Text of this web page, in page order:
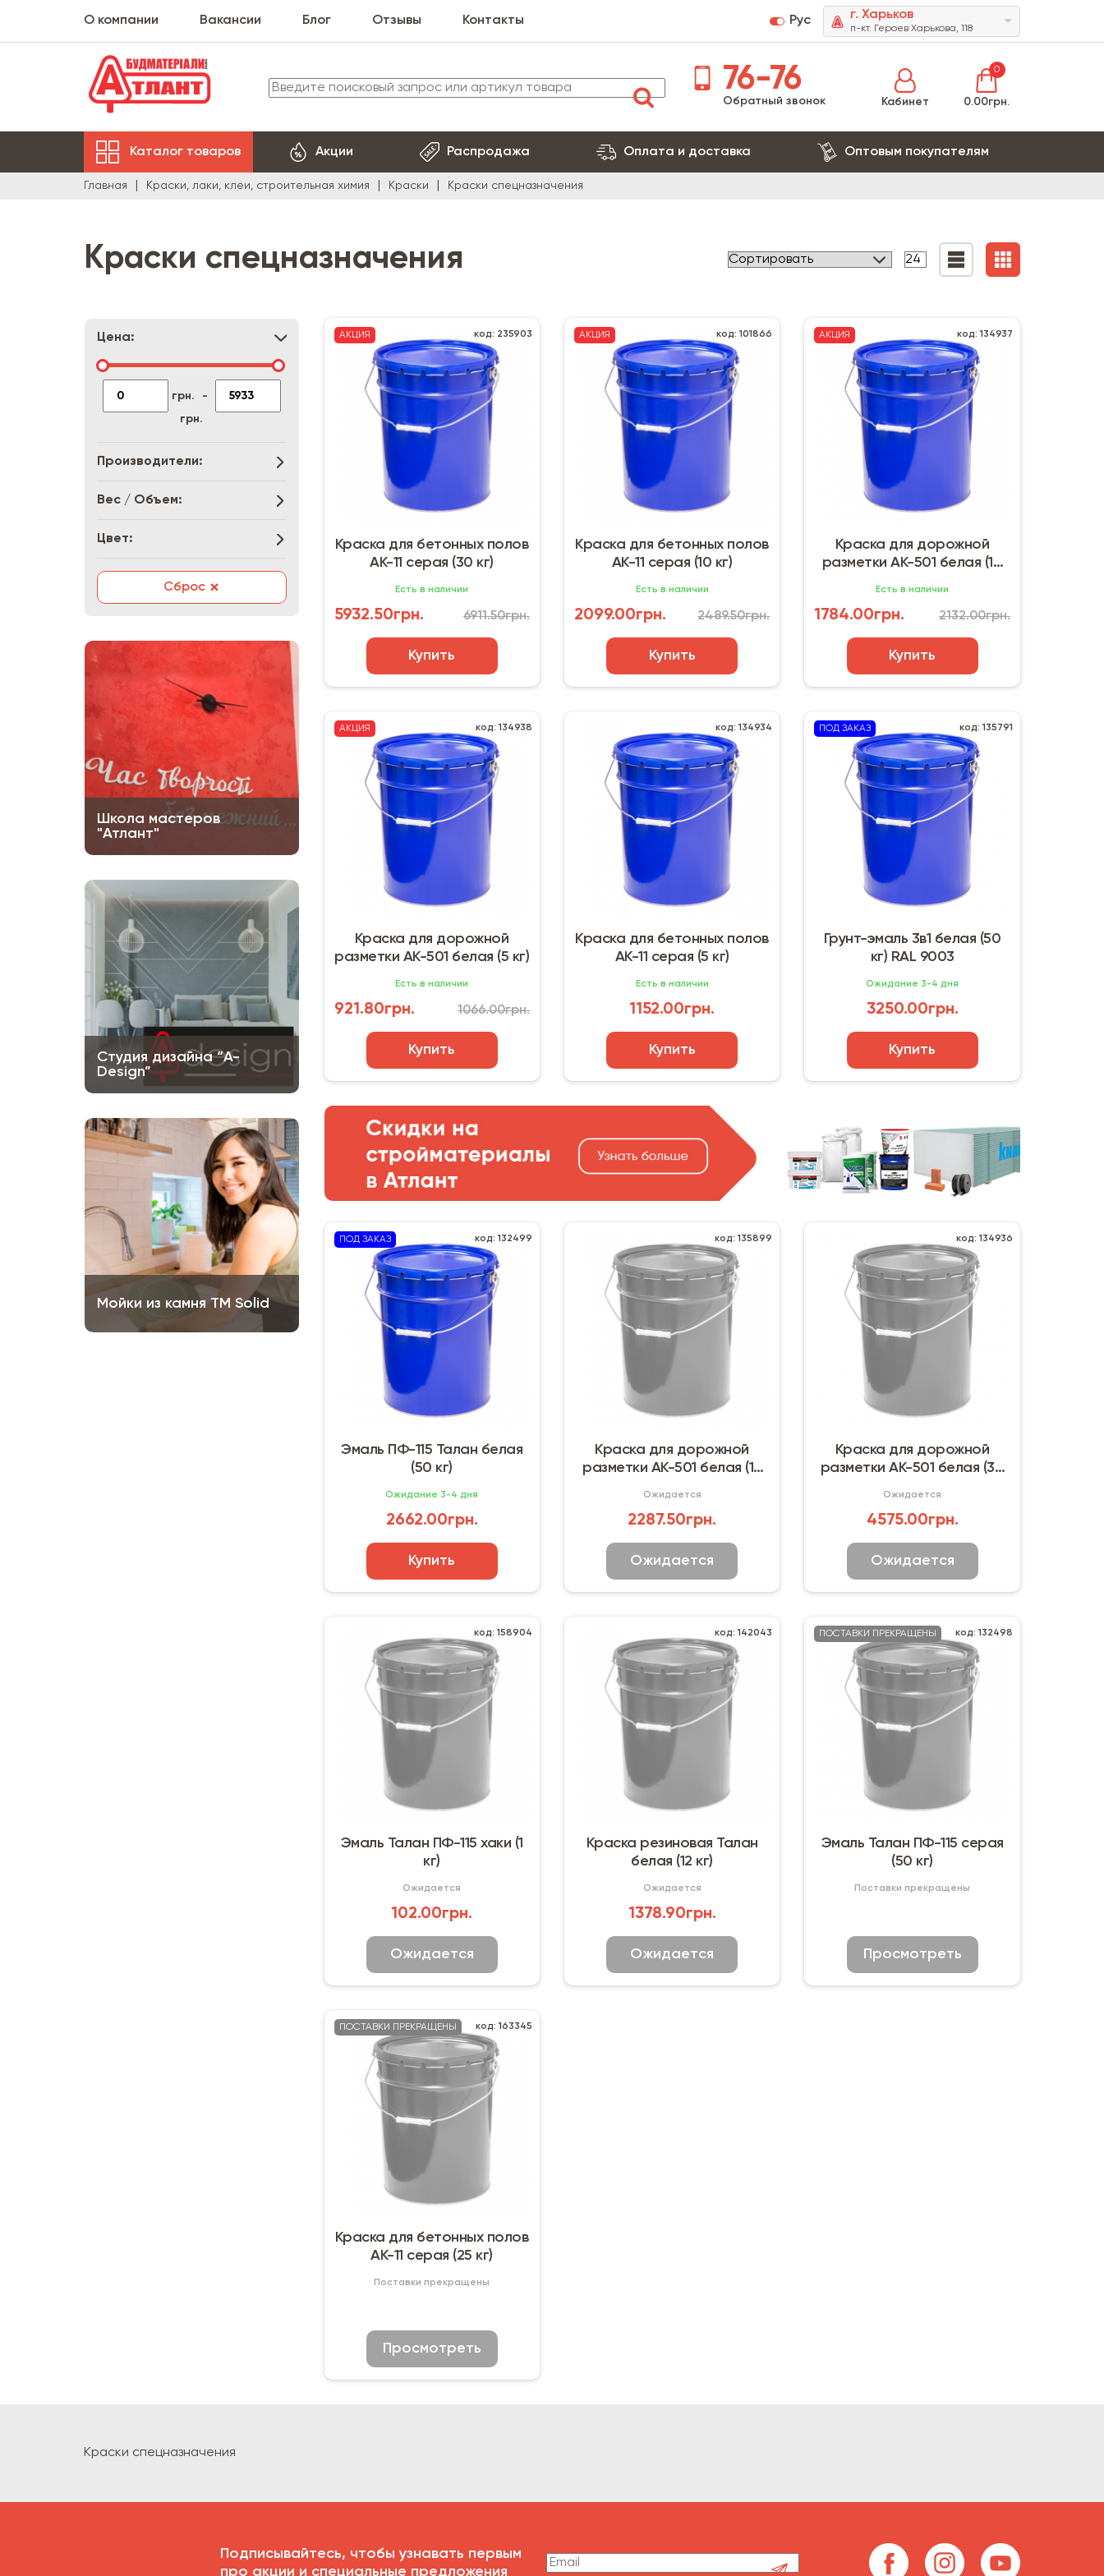
О компании Вакансии Блог Отзывы Контакты Рус г. Харьков
п-кт. Героев Харькова, 118
76-76
Обратный звонок Кабинет
0
0.00грн.
Каталог товаров Акции Распродажа Оплата и доставка Оптовым покупателям
Главная Краски, лаки, клеи, строительная химия Краски Краски спецназначения
Краски спецназначения
Цена:
грн. -
грн.
Производители:
Вес / Объем:
Цвет:
Сброс ×
Школа мастеров
"Атлант"
Студия дизайна “A-
Design”
Мойки из камня ТМ Solid
АКЦИЯ код: 235903
Краска для бетонных полов
АК-11 серая (30 кг)
Есть в наличии
5932.50грн. 6911.50грн.
Купить
АКЦИЯ код: 101866
Краска для бетонных полов
АК-11 серая (10 кг)
Есть в наличии
2099.00грн. 2489.50грн.
Купить
АКЦИЯ код: 134937
Краска для дорожной
разметки АК-501 белая (10
Есть в наличии
1784.00грн. 2132.00грн.
Купить
АКЦИЯ код: 134938
Краска для дорожной
разметки АК-501 белая (5 кг)
Есть в наличии
921.80грн. 1066.00грн.
Купить
код: 134934
Краска для бетонных полов
АК-11 серая (5 кг)
Есть в наличии
1152.00грн.
Купить
ПОД ЗАКАЗ код: 135791
Грунт-эмаль 3в1 белая (50
кг) RAL 9003
Ожидание 3-4 дня
3250.00грн.
Купить
ПОД ЗАКАЗ код: 132499
Эмаль ПФ-115 Талан белая
(50 кг)
Ожидание 3-4 дня
2662.00грн.
Купить
код: 135899
Краска для дорожной
разметки АК-501 белая (15
Ожидается
2287.50грн.
Ожидается
код: 134936
Краска для дорожной
разметки АК-501 белая (30
Ожидается
4575.00грн.
Ожидается
код: 158904
Эмаль Талан ПФ-115 хаки (1
кг)
Ожидается
102.00грн.
Ожидается
код: 142043
Краска резиновая Талан
белая (12 кг)
Ожидается
1378.90грн.
Ожидается
ПОСТАВКИ ПРЕКРАЩЕНЫ код: 132498
Эмаль Талан ПФ-115 серая
(50 кг)
Поставки прекращены
Просмотреть
ПОСТАВКИ ПРЕКРАЩЕНЫ код: 163345
Краска для бетонных полов
АК-11 серая (25 кг)
Поставки прекращены
Просмотреть
Краски спецназначения
Подписывайтесь, чтобы узнавать первым
про акции и специальные предложения